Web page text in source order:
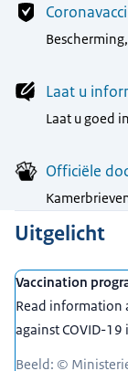
Laat u
Laat u goed
Officiële
Uitgelicht
Vaccination
Read information
against COVID-
Beeld: ©